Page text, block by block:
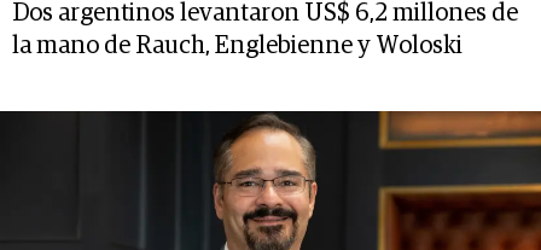
Dos argentinos levantaron US$ 6,2 millones de
la mano de Rauch, Englebienne y Woloski